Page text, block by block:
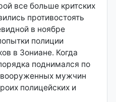
все больше критских
противостоять
в ноябре
полиции
в Зониане. Когда
поднимался по
вооруженных мужчин
полицейских и